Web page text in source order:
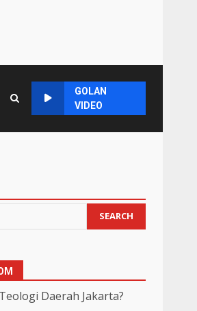
GOLAN
VIDEO
SEARCH
Daerah Jakarta?